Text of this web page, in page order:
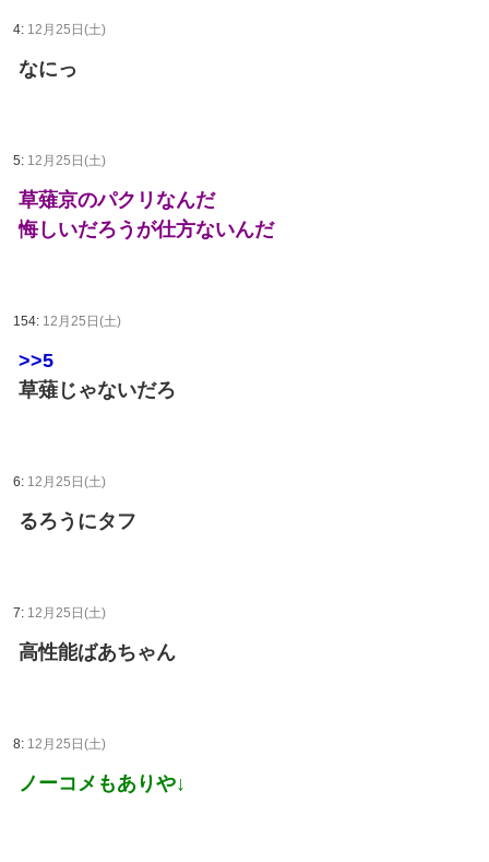
4: 12月25日(土)
なにっ
5: 12月25日(土)
草薙京のパクリなんだ
悔しいだろうが仕方ないんだ
154: 12月25日(土)
>>5
草薙じゃないだろ
6: 12月25日(土)
るろうにタフ
7: 12月25日(土)
高性能ばあちゃん
8: 12月25日(土)
ノーコメもありや↓